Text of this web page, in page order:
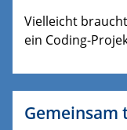
Vielleicht
ein Coding-
Gemeinsam